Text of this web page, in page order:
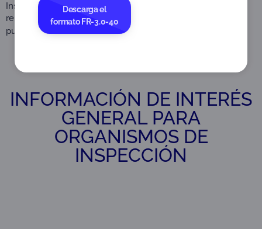
Inspección. Si deseas consultar otros documentos o los
relacionados con un esquema de acreditación diferente,
puedes realizar la búsquedaaquí
INFORMACIÓN DE INTERÉS
GENERAL PARA
ORGANISMOS DE
INSPECCIÓN
Descarga el
formato FR-3.0-40